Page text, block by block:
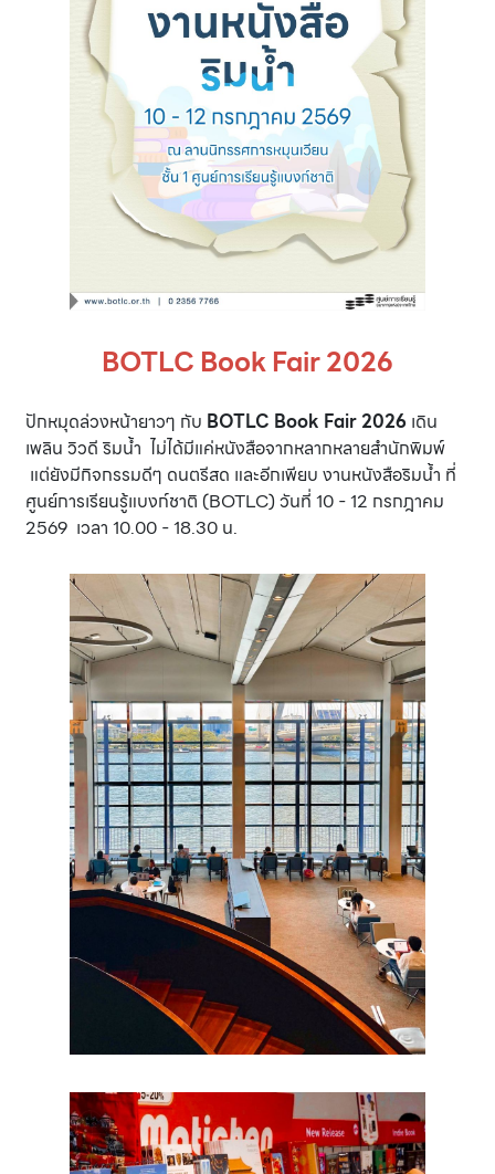
BOTLC Book Fair 2026
ปักหมุดล่วงหน้ายาวๆ กับ BOTLC Book Fair 2026 เดิน
เพลิน วิวดี ริมน้ำ ไม่ได้มีแค่หนังสือจากหลากหลายสำนักพิมพ์
แต่ยังมีกิจกรรมดีๆ ดนตรีสด และอีกเพียบ งานหนังสือริมน้ำ ที่
ศูนย์การเรียนรู้แบงก์ชาติ (BOTLC) วันที่ 10 - 12 กรกฎาคม
2569 เวลา 10.00 - 18.30 น.